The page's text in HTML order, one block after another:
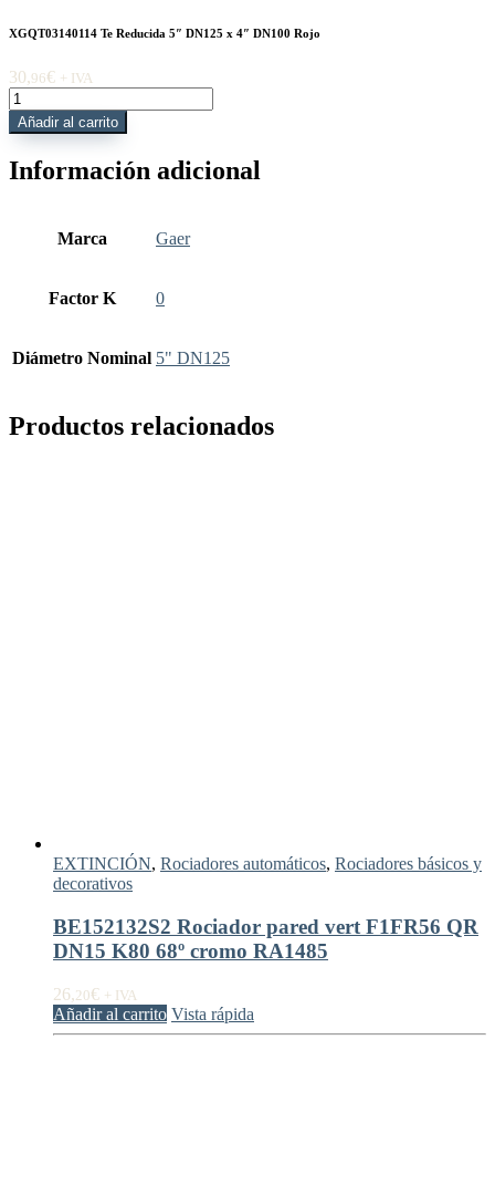
XGQT03140114 Te Reducida 5″ DN125 x 4″ DN100 Rojo
30,96€ + IVA
XGQT03140114
Te
Reducida
DN125
DN100
Añadir al carrito
Información adicional
Marca Gaer
Factor K 0
Diámetro Nominal 5" DN125
Productos relacionados
EXTINCIÓN, Rociadores automáticos, Rociadores básicos y
decorativos
BE152132S2 Rociador pared vert F1FR56 QR
DN15 K80 68º cromo RA1485
26,20€ + IVA
Añadir al carrito Vista rápida